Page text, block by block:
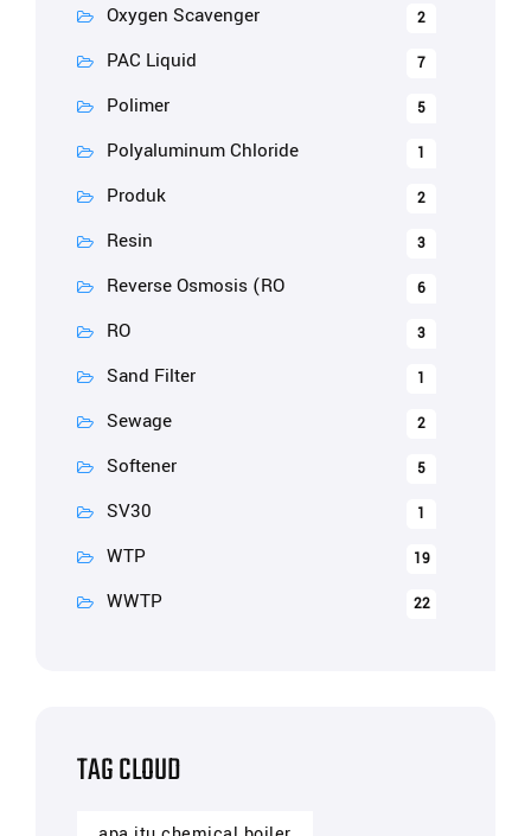
Oxygen Scavenger 2
PAC Liquid 7
Polimer 5
Polyaluminum Chloride 1
Produk 2
Resin 3
Reverse Osmosis (RO 6
RO 3
Sand Filter 1
Sewage 2
Softener 5
SV30 1
WTP 19
WWTP 22
TAG CLOUD